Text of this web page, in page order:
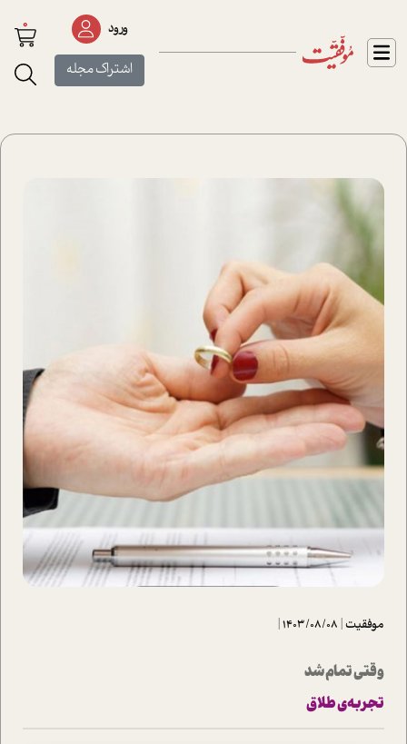
ورود
اشتراک مجله
0
موفقیت|
1403/08/08
|
وقتی تمام شد
تجربه‌ی طلاق